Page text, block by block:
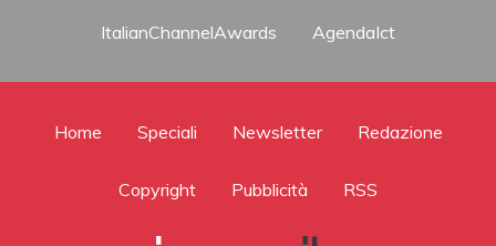
ItalianChannelAwards
AgendaIct
Home Speciali Newsletter Redazione
Copyright Pubblicità RSS